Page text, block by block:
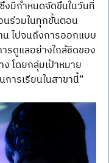
งมีกำหนดจัดขึ้นในวันที่
ร่วมในทุกขั้นตอน
ไปจนถึงการออกแบบ
รดูแลอย่างใกล้ชิดของ
โดยกลุ่มเป้าหมาย
ารเรียนในสาขานี้”